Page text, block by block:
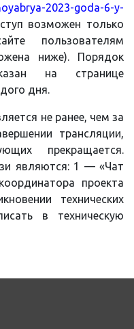
2023-goda-6-y-
возможен только
пользователям
ниже). Порядок
на странице
дня.
не ранее, чем за
трансляции,
прекращается.
являются: 1 — «Чат
проекта
технических
в техническую